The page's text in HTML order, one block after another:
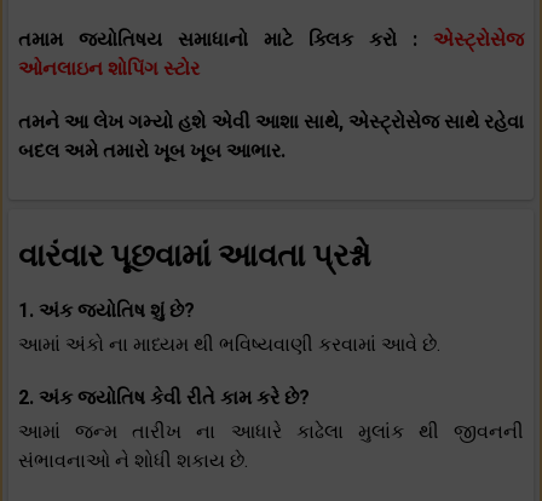
તમામ જ્યોતિષય સમાધાનો માટે ક્લિક કરો : એસ્ટ્રોસેજ
ઓનલાઇન શોપિંગ સ્ટોર
તમને આ લેખ ગમ્યો હશે એવી આશા સાથે, એસ્ટ્રોસેજ સાથે રહેવા
બદલ અમે તમારો ખૂબ ખૂબ આભાર.
વારંવાર પૂછવામાં આવતા પ્રશ્નો
1. અંક જ્યોતિષ શું છે?
આમાં અંકો ના માધ્યમ થી ભવિષ્યવાણી કરવામાં આવે છે.
2. અંક જ્યોતિષ કેવી રીતે કામ કરે છે?
આમાં જન્મ તારીખ ના આધારે કાઢેલા મુલાંક થી જીવનની
સંભાવનાઓ ને શોધી શકાય છે.